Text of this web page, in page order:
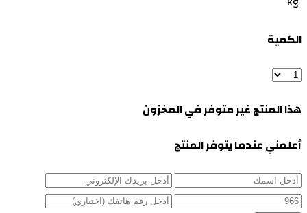
الكمية
هذا المنتج غير متوفر في المخزون
أعلمني عندما يتوفر المنتج